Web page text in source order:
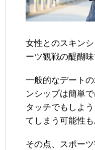
女性とのスキン
ーツ観戦の醍醐味
一般的なデート
ンシップは簡単
タッチでもしよ
てしまう可能性も
その点、スポー